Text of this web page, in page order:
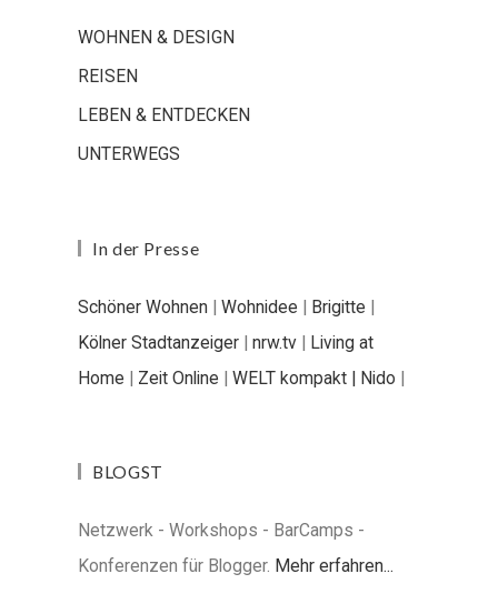
WOHNEN & DESIGN
REISEN
LEBEN & ENTDECKEN
UNTERWEGS
In der Presse
Schöner Wohnen | Wohnidee | Brigitte |
Kölner Stadtanzeiger | nrw.tv | Living at
Home | Zeit Online | WELT kompakt | Nido |
BLOGST
Netzwerk - Workshops - BarCamps -
Konferenzen für Blogger. Mehr erfahren...